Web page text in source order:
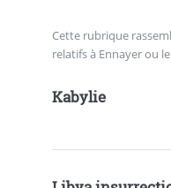
Cette rubrique
relatifs à Ennayer ou
Kabylie